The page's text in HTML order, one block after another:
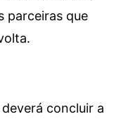
parceiras que
concluir a